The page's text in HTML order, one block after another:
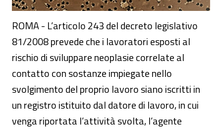
ROMA - L’articolo 243 del decreto legislativo
81/2008 prevede che i lavoratori esposti al
rischio di sviluppare neoplasie correlate al
contatto con sostanze impiegate nello
svolgimento del proprio lavoro siano iscritti in
un registro istituito dal datore di lavoro, in cui
venga riportata l’attività svolta, l’agente